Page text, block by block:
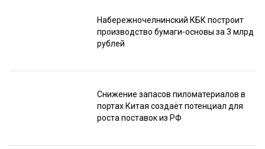
Набережночелнинский КБК построит
производство бумаги-основы за 3 млрд
рублей
Снижение запасов пиломатериалов в
портах Китая создаёт потенциал для
роста поставок из РФ